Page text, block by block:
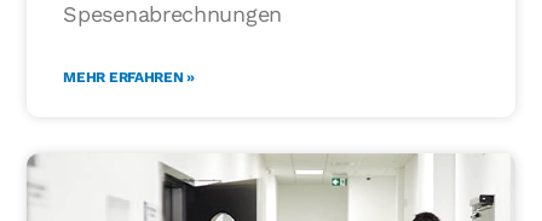
Spesenabrechnungen
MEHR ERFAHREN »